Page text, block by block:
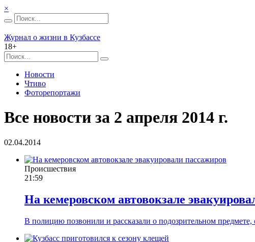
×
Журнал о жизни в Кузбассе
18+
Новости
Чтиво
Фоторепортажи
Все новости за 2 апреля 2014 г.
02.04.2014
Происшествия
21:59
Hа кемеровском автовокзале
В полицию позвонили и рассказали о подозрительном предмете,